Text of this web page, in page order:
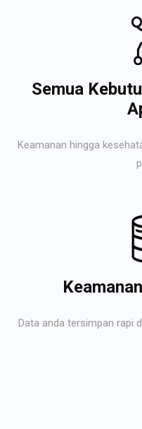
Semua
Keamanan hingga
Data anda tersimpan rapi